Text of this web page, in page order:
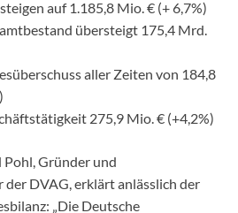
auf 1.185,8 Mio. € (+ 6,7%)
übersteigt 175,4 Mrd.
aller Zeiten von 184,8
275,9 Mio. € (+4,2%)
Pohl, Gründer und
DVAG, erklärt anlässlich der
„Die Deutsche